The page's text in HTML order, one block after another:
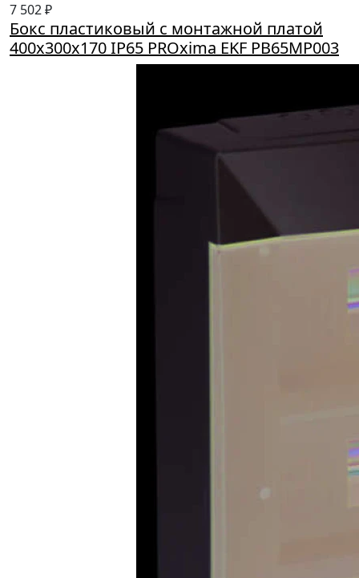
7 502 ₽
Бокс пластиковый с монтажной платой
400х300х170 IP65 PROxima EKF PB65MP003